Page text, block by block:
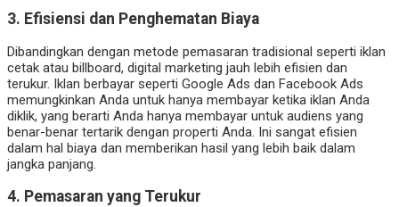
3. Efisiensi dan Penghematan Biaya
Dibandingkan dengan metode pemasaran tradisional seperti iklan
cetak atau billboard, digital marketing jauh lebih efisien dan
terukur. Iklan berbayar seperti Google Ads dan Facebook Ads
memungkinkan Anda untuk hanya membayar ketika iklan Anda
diklik, yang berarti Anda hanya membayar untuk audiens yang
benar-benar tertarik dengan properti Anda. Ini sangat efisien
dalam hal biaya dan memberikan hasil yang lebih baik dalam
jangka panjang.
4. Pemasaran yang Terukur